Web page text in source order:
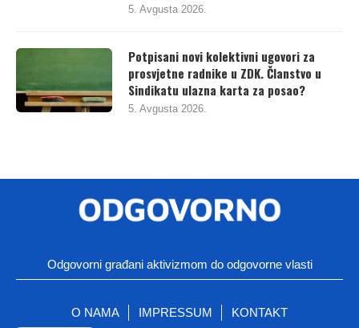
5. Avgusta 2026.
Potpisani novi kolektivni ugovori za
prosvjetne radnike u ZDK. Članstvo u
Sindikatu ulazna karta za posao?
5. Avgusta 2026.
Odgovorni građani aktivizmom do odgovorne vlasti
O NAMA IMPRESSUM KONTAKT